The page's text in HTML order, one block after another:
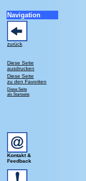
Navigation
zurück
Diese Seite
ausdrucken
Diese Seite
zu den Favoriten
Diese Seite
als Startseite
Kontakt &
Feedback